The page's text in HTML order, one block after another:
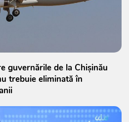
guvernările de la Chișinău
trebuie eliminată în